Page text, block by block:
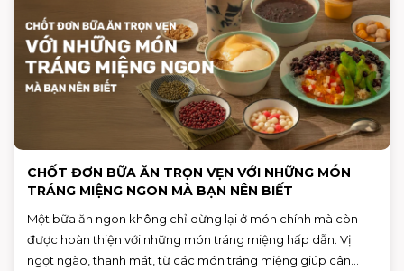
CHỐT ĐƠN BỮA ĂN TRỌN VẸN VỚI NHỮNG MÓN
TRÁNG MIỆNG NGON MÀ BẠN NÊN BIẾT
Một bữa ăn ngon không chỉ dừng lại ở món chính mà còn
được hoàn thiện với những món tráng miệng hấp dẫn. Vị
ngọt ngào, thanh mát, từ các món tráng miệng giúp cân